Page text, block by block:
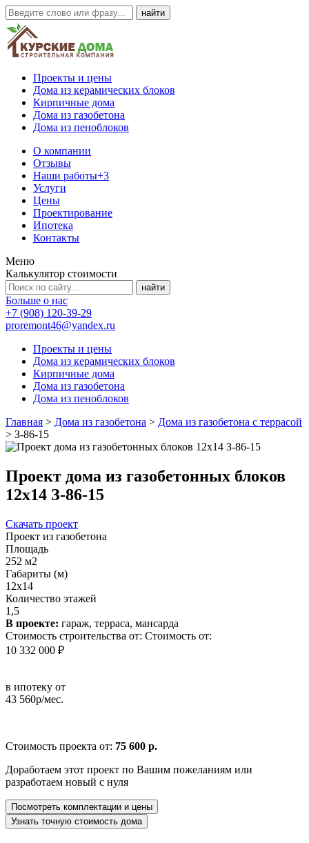
Проекты и цены
Дома из керамических блоков
Кирпичные дома
Дома из газобетона
Дома из пеноблоков
О компании
Отзывы
Наши работы+3
Услуги
Цены
Проектирование
Ипотека
Контакты
Меню
Калькулятор стоимости
Больше о нас
+7 (908) 120-39-29
proremont46@yandex.ru
Проекты и цены
Дома из керамических блоков
Кирпичные дома
Дома из газобетона
Дома из пеноблоков
Главная > Дома из газобетона > Дома из газобетона с террасой
> З-86-15
Проект дома из газобетонных блоков
12х14 З-86-15
Скачать проект
Проект из газобетона
Площадь
252 м2
Габариты (м)
12x14
Количество этажей
1,5
В проекте: гараж, терраса, мансарда
Стоимость строительства от: Стоимость от:
10 332 000 ₽
в ипотеку от
43 560р/мес.
Стоимость проекта от: 75 600 р.
Доработаем этот проект по Вашим пожеланиям или
разработаем новый с нуля
Посмотреть комплектации и цены
Узнать точную стоимость дома